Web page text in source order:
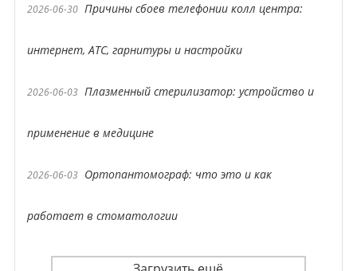
2026-06-30 Причины сбоев телефонии колл центра:
интернет, АТС, гарнитуры и настройки
2026-06-03 Плазменный стерилизатор: устройство и
применение в медицине
2026-06-03 Ортопантомограф: что это и как
работает в стоматологии